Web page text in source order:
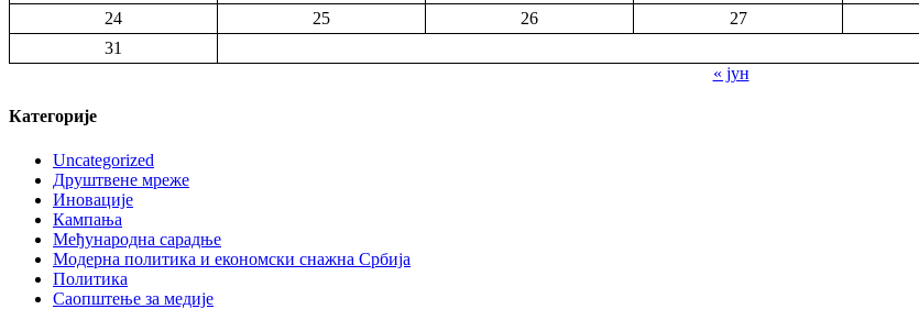
24
25 26 27
31
« јун
Категорије
Uncategorized
Друштвене мреже
Иновације
Кампања
Међународна сарадње
Модерна политика и економски снажна Србија
Политика
Саопштење за медије